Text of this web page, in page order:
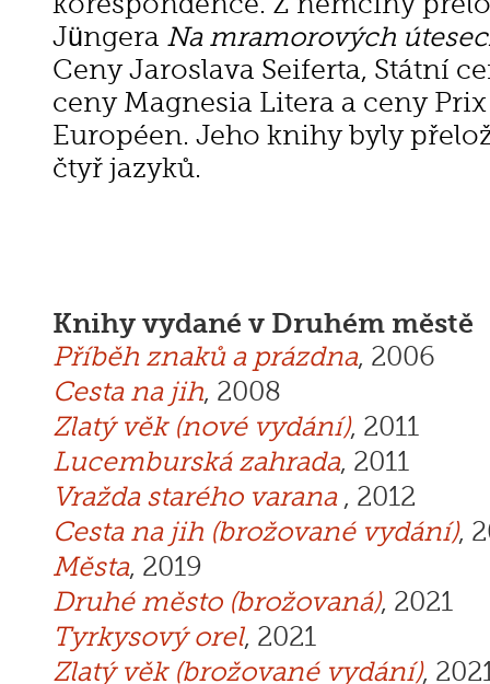
Jüngera Na mramorových
Ceny Jaroslava Seiferta, Státní
ceny Magnesia Litera a ceny
Européen. Jeho knihy byly
čtyř jazyků.
Knihy vydané v Druhém městě
Příběh znaků a prázdna, 2006
Cesta na jih, 2008
Zlatý věk (nové vydání), 2011
Lucemburská zahrada, 2011
Vražda starého varana , 2012
Cesta na jih (brožované vydání),
Města, 2019
Druhé město (brožovaná), 2021
Tyrkysový orel, 2021
Zlatý věk (brožované vydání),